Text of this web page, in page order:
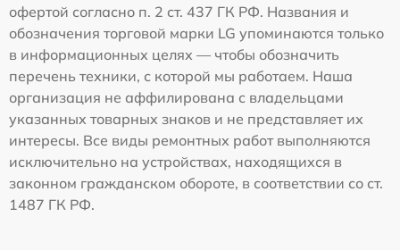
офертой согласно п. 2 ст. 437 ГК РФ. Названия и
обозначения торговой марки LG упоминаются только
в информационных целях — чтобы обозначить
перечень техники, с которой мы работаем. Наша
организация не аффилирована с владельцами
указанных товарных знаков и не представляет их
интересы. Все виды ремонтных работ выполняются
исключительно на устройствах, находящихся в
законном гражданском обороте, в соответствии со ст.
1487 ГК РФ.